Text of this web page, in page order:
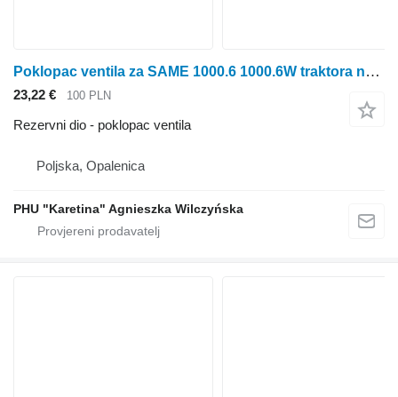
Poklopac ventila za SAME 1000.6 1000.6W traktora na kotačima
23,22 € 100 PLN
Rezervni dio - poklopac ventila
Poljska, Opalenica
PHU "Karetina" Agnieszka Wilczyńska